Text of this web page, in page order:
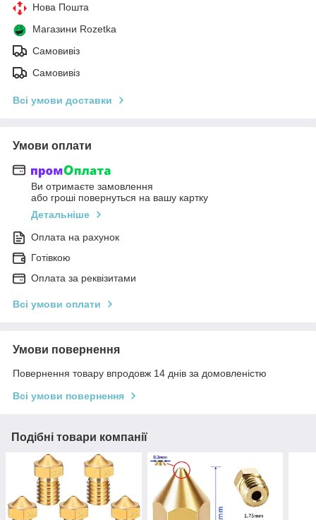
Нова Пошта
Магазини Rozetka
Самовивіз
Самовивіз
Всі умови доставки
Умови оплати
Ви отримаєте замовлення
або гроші повернуться на вашу картку
Детальніше
Оплата на рахунок
Готівкою
Оплата за реквізитами
Всі умови оплати
Умови повернення
Повернення товару впродовж 14 днів за домовленістю
Всі умови повернення
Подібні товари компанії